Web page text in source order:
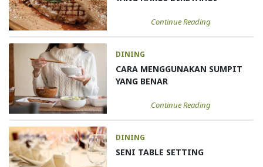
Continue Reading
DINING
CARA MENGGUNAKAN SUMPIT
YANG BENAR
Continue Reading
DINING
SENI TABLE SETTING